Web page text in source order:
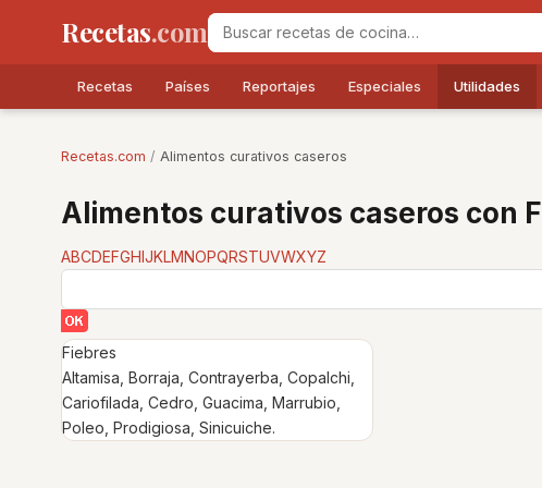
Recetas.com
Recetas Países Reportajes Especiales Utilidades
Recetas.com / Alimentos curativos caseros
Alimentos curativos caseros con F
ABCDEFGHIJKLMNOPQRSTUVWXYZ
Fiebres
Altamisa, Borraja, Contrayerba, Copalchi,
Cariofilada, Cedro, Guacima, Marrubio,
Poleo, Prodigiosa, Sinicuiche.